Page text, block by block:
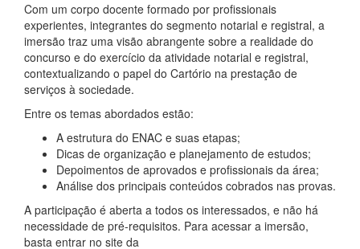
Com um corpo docente formado por profissionais
experientes, integrantes do segmento notarial e registral, a
imersão traz uma visão abrangente sobre a realidade do
concurso e do exercício da atividade notarial e registral,
contextualizando o papel do Cartório na prestação de
serviços à sociedade.
Entre os temas abordados estão:
A estrutura do ENAC e suas etapas;
Dicas de organização e planejamento de estudos;
Depoimentos de aprovados e profissionais da área;
Análise dos principais conteúdos cobrados nas provas.
A participação é aberta a todos os interessados, e não há
necessidade de pré-requisitos. Para acessar a imersão,
basta entrar no site da